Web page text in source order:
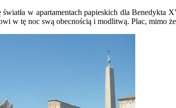
w apartamentach papieskich dla
w tę noc swą obecnością i modlitwą. Plac, mimo